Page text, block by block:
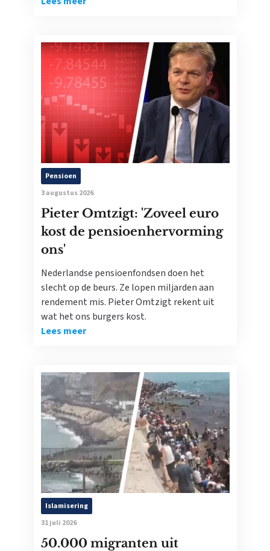
Pensioen
3 augustus 2026
Pieter Omtzigt: 'Zoveel euro
kost de pensioenhervorming
ons'
Nederlandse pensioenfondsen doen het
slecht op de beurs. Ze lopen miljarden aan
rendement mis. Pieter Omtzigt rekent uit
wat het ons burgers kost.
Lees meer
Islamisering
31 juli 2026
50.000 migranten uit